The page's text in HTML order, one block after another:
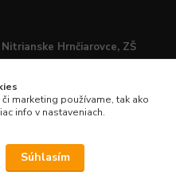
Nitrianske Hrnčiarovce, ZŠ
marketing používame, tak ako
info v nastaveniach.
Súhlasím